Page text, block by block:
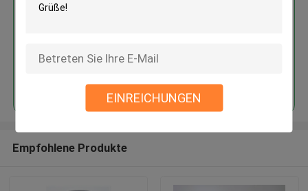
EINREICHUNGEN
Empfohlene Produkte